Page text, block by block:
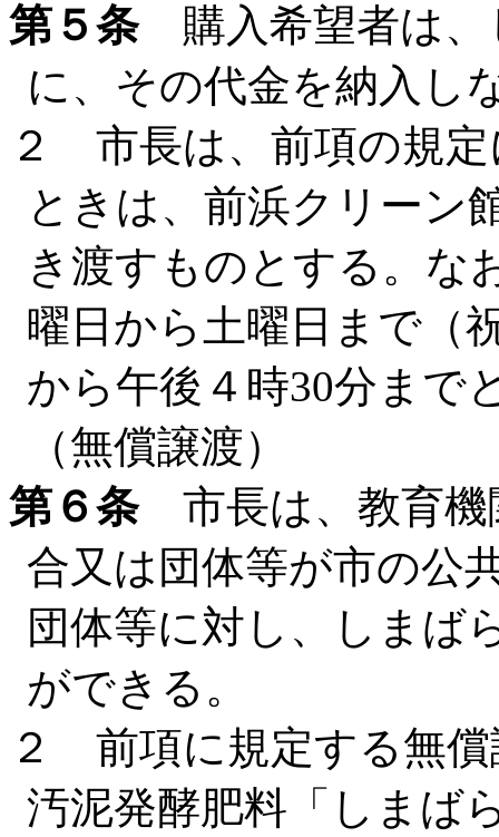
第５条購入希望者は、
に、その代金を納入し
２ 市長は、前項の規
ときは、前浜クリーン
き渡すものとする。な
曜日から土曜日まで（
から午後４時30分まで
（無償譲渡）
第６条市長は、教育機
合又は団体等が市の公
団体等に対し、しまば
ができる。
２ 前項に規定する無
汚泥発酵肥料「しまば